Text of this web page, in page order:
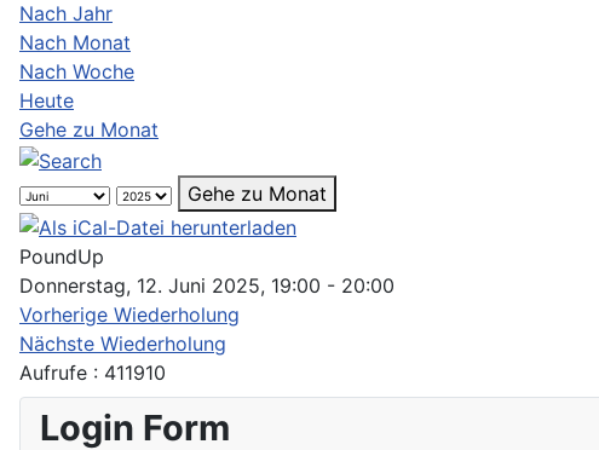
Nach Jahr
Nach Monat
Nach Woche
Heute
Gehe zu Monat
Gehe zu Monat
PoundUp
Donnerstag, 12. Juni 2025, 19:00 - 20:00
Vorherige Wiederholung
Nächste Wiederholung
Aufrufe : 411910
Login Form